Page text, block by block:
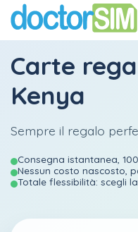
Carte
Kenya
Sempre il regalo
Consegna istantanea,
Nessun costo nascosto,
Totale flessibilità: scegli